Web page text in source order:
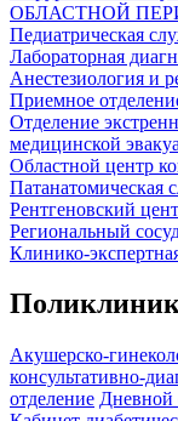
ОБЛАСТНОЙ
Педиатрическая
Лабораторная
Анестезиология и
Приемное
Отделение
медицинской
Областной центр
Патанатомическая
Рентгеновский
Региональный
Клинико-
Акушерско-
консультативно-
отделение Дневной